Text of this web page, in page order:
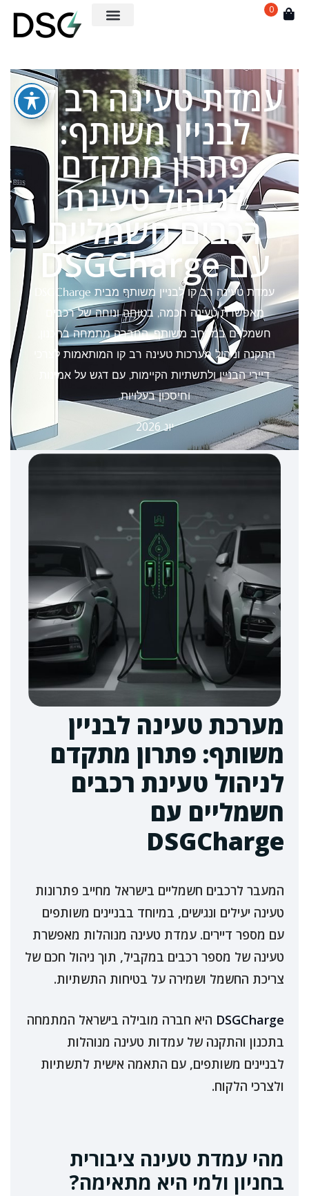
0
עמדת טעינה רב קו
לבניין משותף:
פתרון מתקדם
לניהול טעינת
רכבים חשמליים
עם DSGCharge
עמדת טעינה רב קו לבניין משותף מבית DSGCharge
מאפשרת טעינה חכמה, בטוחה ונוחה של רכבים
חשמליים במרחב משותף. החברה מתמחה בתכנון,
התקנה וניהול מערכות טעינה רב קו המותאמות לצרכי
דיירי הבניין ולתשתיות הקיימות, עם דגש על אמינות
וחיסכון בעלויות.
יונ 2026
מערכת טעינה לבניין
משותף: פתרון מתקדם
לניהול טעינת רכבים
חשמליים עם
DSGCharge
המעבר לרכבים חשמליים בישראל מחייב פתרונות
טעינה יעילים ונגישים, במיוחד בבניינים משותפים
עם מספר דיירים. עמדת טעינה מנוהלות מאפשרת
טעינה של מספר רכבים במקביל, תוך ניהול חכם של
צריכת החשמל ושמירה על בטיחות התשתיות.
DSGCharge היא חברה מובילה בישראל המתמחה
בתכנון והתקנה של עמדות טעינה מנוהלות
לבניינים משותפים, עם התאמה אישית לתשתיות
ולצרכי הלקוח.
מהי עמדת טעינה ציבורית
בחניון ולמי היא מתאימה?